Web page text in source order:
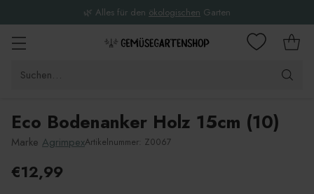
🌿 Alles für den ökologischen Garten
Suchen…
Eco Bodenanker Holz 15cm (10)
Marke AgrimpexArtikelnummer: Z0067
Unverbindliche
€12,99